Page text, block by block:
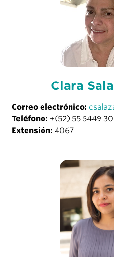
Clara
Correo electrónico:
Teléfono: +(52) 55 5449
Extensión: 4067